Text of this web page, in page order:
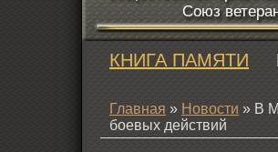
Союз
КНИГА ПАМЯТИ
Главная » Новости » В
боевых действий